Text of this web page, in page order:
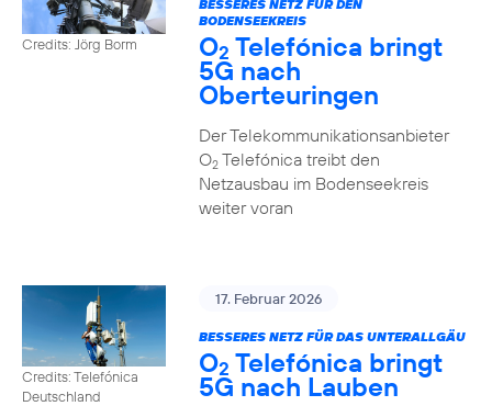
Credits: Jörg Borm
BESSERES NETZ FÜR DEN
BODENSEEKREIS
O2 Telefónica bringt
5G nach
Oberteuringen
Der Telekommunikationsanbieter
O2Telefónica treibt den
Netzausbau im Bodenseekreis
weiter voran
Credits: Telefónica
Deutschland
17. Februar 2026
BESSERES NETZ FÜR DAS UNTERALLGÄU
O2 Telefónica bringt
5G nach Lauben